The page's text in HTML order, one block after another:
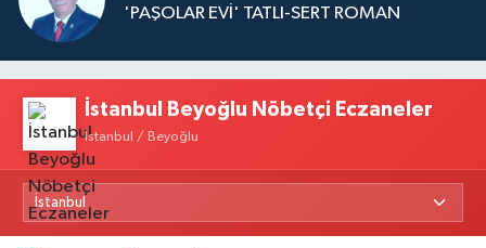
'PAŞOLAR EVİ' TATLI-SERT ROMAN
İstanbul Beyoğlu Nöbetçi Eczaneler
İstanbul / Beyoğlu